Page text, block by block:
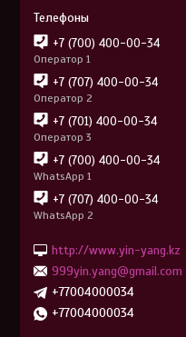
+7 (700) 400-00-34
Оператор 1
+7 (707) 400-00-34
Оператор 2
+7 (701) 400-00-34
Оператор 3
+7 (700) 400-00-34
WhatsApp 1
+7 (707) 400-00-34
WhatsApp 2
http://www.yin-yang.kz
999yin.yang@gmail.com
+77004000034
+77004000034